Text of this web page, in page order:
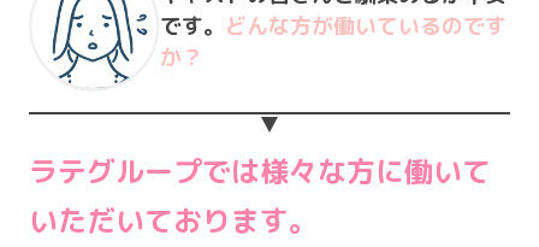
です。 どんな方が働いているのです
か？
ラテグループでは様々な方に働いて
いただいております。